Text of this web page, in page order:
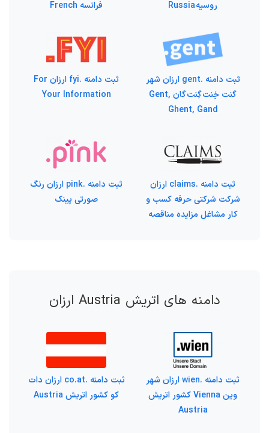
روسیه Russia
فرانسه French
ثبت دامنه .gent ارزان شهر
گنت خِنت گِنت گان Gent,
Ghent, Gand
ثبت دامنه .fyi ارزان For
Your Information
ثبت دامنه .claims ارزان
شرکت شرکتی حرفه کسب و
کار مشاغل مزایده مناقصه
ثبت دامنه .pink ارزان رنگ
صورتی پینک
دامنه های اتریش Austria ارزان
ثبت دامنه .wien ارزان شهر
وین Vienna کشور اتریش
Austria
ثبت دامنه .co.at ارزان دات
کو کشور اتریش Austria